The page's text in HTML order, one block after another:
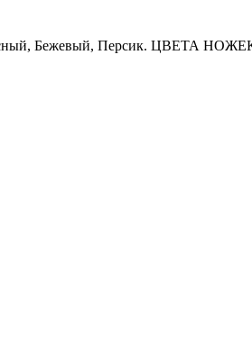
Бежевый, Персик. ЦВЕТА НОЖЕК: